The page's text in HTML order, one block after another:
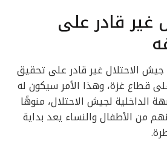
غير قادر على
جيش الاحتلال غير قادر على تحقيق
قطاع غزة، وهذا الأمر سيكون له
الداخلية لجيش الاحتلال، منوهًا
من الأطفال والنساء يعد بداية